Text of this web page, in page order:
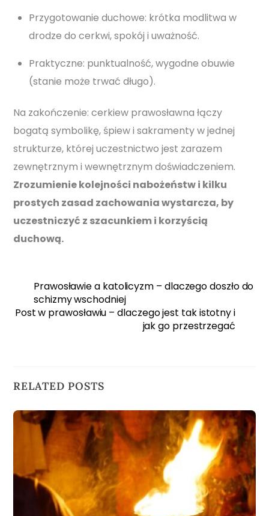
Przygotowanie duchowe: krótka modlitwa w
drodze do cerkwi, spokój i uważność.
Praktyczne: punktualność, wygodne obuwie
(stanie może trwać długo).
Na zakończenie: cerkiew prawosławna łączy
bogatą symbolikę, śpiew i sakramenty w jednej
strukturze, której uczestnictwo jest zarazem
zewnętrznym i wewnętrznym doświadczeniem.
Zrozumienie kolejności nabożeństw i kilku
prostych zasad zachowania wystarcza, by
uczestniczyć z szacunkiem i korzyścią
duchową.
Prawosławie a katolicyzm – dlaczego doszło do
schizmy wschodniej
Post w prawosławiu – dlaczego jest tak istotny i
jak go przestrzegać
RELATED POSTS